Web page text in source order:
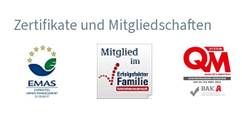
Zertifikate und Mitgliedschaften